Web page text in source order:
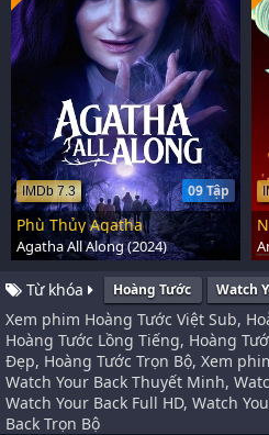
09 Tập
IMDb 7.3
Phù Thủy Agatha
Agatha All Along (2024)
Từ khóa Hoàng Tước Watch
Xem phim Hoàng Tước Việt Sub,
Hoàng Tước Lồng Tiếng, Hoàng
Đẹp, Hoàng Tước Trọn Bộ, Xem
Watch Your Back Thuyết Minh,
Watch Your Back Full HD, Watch
Back Trọn Bộ